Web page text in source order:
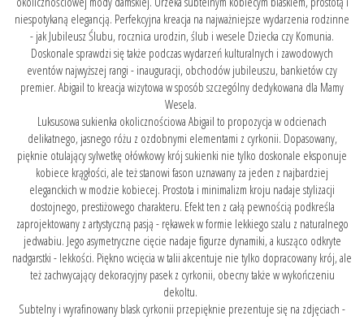
niespotykaną elegancją. Perfekcyjna kreacja na najważniejsze wydarzenia rodzinne
- jak Jubileusz Ślubu, rocznica urodzin, ślub i wesele Dziecka czy Komunia.
Doskonale sprawdzi się także podczas wydarzeń kulturalnych i zawodowych
eventów najwyższej rangi - inauguracji, obchodów jubileuszu, bankietów czy
premier. Abigail to kreacja wizytowa w sposób szczególny dedykowana dla Mamy
Wesela.
Luksusowa sukienka okolicznościowa Abigail to propozycja w odcienach
delikatnego, jasnego różu z ozdobnymi elementami z cyrkonii. Dopasowany,
pięknie otulający sylwetkę ołówkowy krój sukienki nie tylko doskonale eksponuje
kobiece krągłości, ale też stanowi fason uznawany za jeden z najbardziej
eleganckich w modzie kobiecej. Prostota i minimalizm kroju nadaje stylizacji
dostojnego, prestiżowego charakteru. Efekt ten z całą pewnością podkreśla
zaprojektowany z artystyczną pasją - rękawek w formie lekkiego szalu z naturalnego
jedwabiu. Jego asymetryczne cięcie nadaje figurze dynamiki, a kusząco odkryte
nadgarstki - lekkości. Piękno wcięcia w talii akcentuje nie tylko dopracowany krój, ale
też zachwycający dekoracyjny pasek z cyrkonii, obecny także w wykończeniu
dekoltu.
Subtelny i wyrafinowany blask cyrkonii przepięknie prezentuje się na zdjęciach -